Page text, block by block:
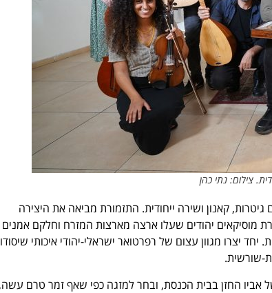
צילום: נתי כהן
קאנון ושירה ייחודית. התזמורת מביאה את היצירה
מוסיקאים יהודים שעלו ארצה מארצות המזרח וחלקם אמנים
יצרו מגוון עצום של רפרטואר ישראלי-יהודי איכותי
שורשית.
אביו החזן בבית הכנסת, ובחר למזגה כפי שאף זמר טרם